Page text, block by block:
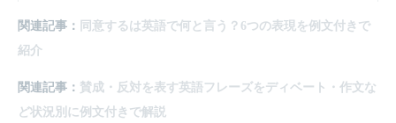
関連記事： 同意するは英語で何と言う？6つの表現を例文付きで
紹介
関連記事： 賛成・反対を表す英語フレーズをディベート・作文な
ど状況別に例文付きで解説